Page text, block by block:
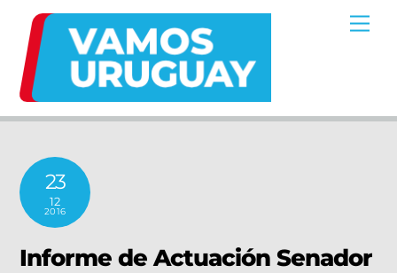
content
23
12
2016
Informe de Actuación Senador